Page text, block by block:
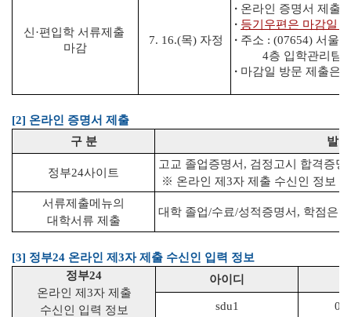
신 ·편입학 서류제출
마감
7. 16.(목) 자정
· 온라인 증명서 제출
· 등기우편은 마감일
· 주소 : (07654) 서울
4층 입학관리팀
· 마감일 방문 제출은
[2] 온라인 증명서 제출
구 분
발
정부24사이트
고교 졸업증명서, 검정고시 합격증명
※ 온라인 제3자 제출 수신인 정보
서 류제출메뉴의
대학서류 제출
대학 졸업/수료/성적증명서, 학점은
[3] 정부24 온라인 제3자 제출 수신인 입력 정보
정부24
온라인 제3자 제출
수신인 입력 정보
아이디
sdu1